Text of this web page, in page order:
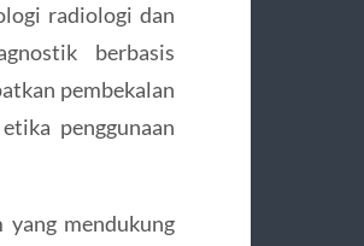
radiologi dan
berbasis
pembekalan
penggunaan
mendukung